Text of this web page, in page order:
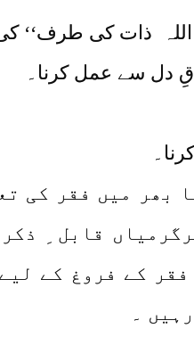
بھر میں فقر کی
قابل
کے فروغ کے
۔